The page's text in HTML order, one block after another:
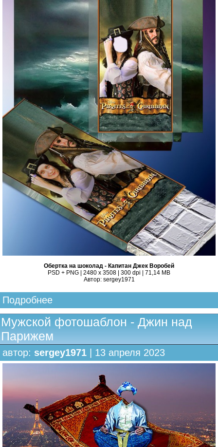
Обертка на шоколад - Капитан Джек Воробей
PSD + PNG | 2480 x 3508 | 300 dpi | 71,14 MB
Автор: sergey1971
Подробнее
Мужской фотошаблон - Джин над
Парижем
автор: sergey1971 | 13 апреля 2023